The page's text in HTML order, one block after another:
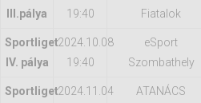
IIl.pálya
19:40
Fiatalok
Sportliget
IV. pálya
2024.10.08
19:40
eSport
Szombathely
Sportliget2024.11.04
ATANÁCS